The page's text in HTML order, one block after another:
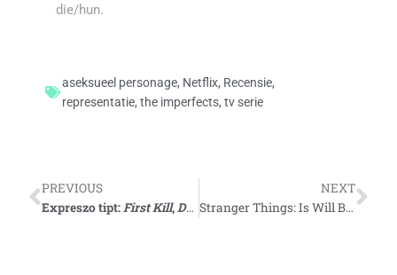
die/hun.
aseksueel personage, Netflix, Recensie,
representatie, the imperfects, tv serie
Vorige
PREVIOUS
Expreszo tipt:First Kill,Dead End: Paranormal Park ,One
NEXT
Stranger Things: Is Will Byers queer en maakt dat uit?